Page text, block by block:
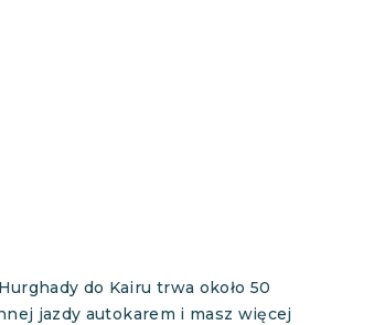
do Kairu trwa około 50
jazdy autokarem i masz więcej